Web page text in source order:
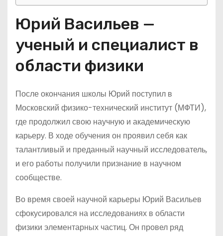
Юрий Васильев —
ученый и специалист в
области физики
После окончания школы Юрий поступил в
Московский физико-технический институт (МФТИ),
где продолжил свою научную и академическую
карьеру. В ходе обучения он проявил себя как
талантливый и преданный научный исследователь,
и его работы получили признание в научном
сообществе.
Во время своей научной карьеры Юрий Васильев
сфокусировался на исследованиях в области
физики элементарных частиц. Он провел ряд